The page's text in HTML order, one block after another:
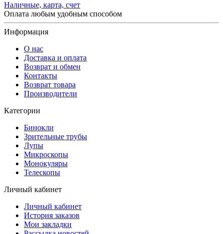
Наличные, карта, счет
Оплата любым удобным способом
Информация
О нас
Доставка и оплата
Возврат и обмен
Контакты
Возврат товара
Производители
Категории
Бинокли
Зрительные трубы
Лупы
Микроскопы
Монокуляры
Телескопы
Личный кабинет
Личный кабинет
История заказов
Мои закладки